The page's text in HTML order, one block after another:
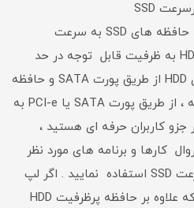
همانطور که احتمالا می دانید حافظه های SSD به سرعت
دسترسی بالا و حافظه های HDD به ظرفیت قابل توجه در حد
ترابایت مشهورند . حافظه های HDD از طریق پورت SATA و حافظه
های SSD بسته به نوع حافظه ، از طریق پورت SATA یا PCI-e به
کاربران حرفه ای هستید ،
کارها و برنامه های مورد نظر
خود حتما از حافظه های پرسرعت SSD استفاده نمایید . اگر لپ
تاپ شما ، مدل قدیمی است که علاوه بر حافظه پرظرفیت HDD